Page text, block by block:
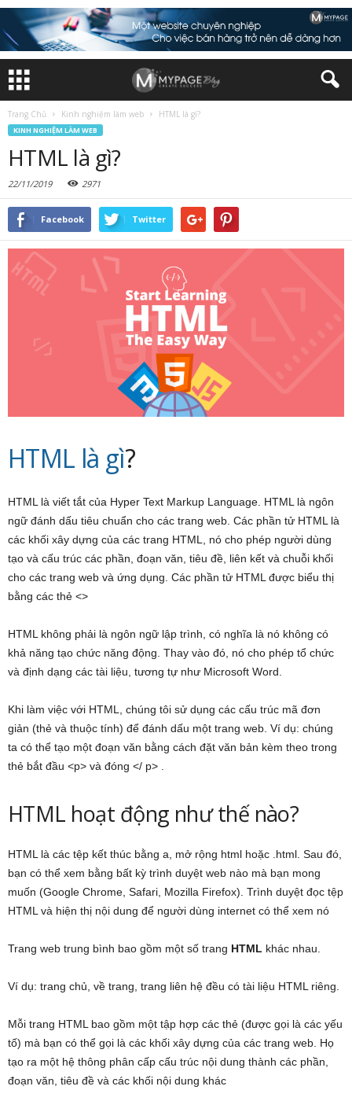
Trang Chủ Kinh nghiệm làm web HTML là gì?
KINH NGHIỆM LÀM WEB
HTML là gì?
22/11/2019 2971
Facebook Twitter
HTML là gì?
HTML là viết tắt của Hyper Text Markup Language. HTML là ngôn
ngữ đánh dấu tiêu chuẩn cho các trang web. Các phần tử HTML là
các khối xây dựng của các trang HTML, nó cho phép người dùng
tạo và cấu trúc các phần, đoạn văn, tiêu đề, liên kết và chuỗi khối
cho các trang web và ứng dụng. Các phần tử HTML được biểu thị
bằng các thẻ <>
HTML không phải là ngôn ngữ lập trình, có nghĩa là nó không có
khả năng tạo chức năng động. Thay vào đó, nó cho phép tổ chức
và định dạng các tài liệu, tương tự như Microsoft Word.
Khi làm việc với HTML, chúng tôi sử dụng các cấu trúc mã đơn
giản (thẻ và thuộc tính) để đánh dấu một trang web. Ví dụ: chúng
ta có thể tạo một đoạn văn bằng cách đặt văn bản kèm theo trong
thẻ bắt đầu <p> và đóng </ p> .
HTML hoạt động như thế nào?
HTML là các tệp kết thúc bằng a, mở rộng html hoặc .html. Sau đó,
bạn có thể xem bằng bất kỳ trình duyệt web nào mà bạn mong
muốn (Google Chrome, Safari, Mozilla Firefox). Trình duyệt đọc tệp
HTML và hiện thị nội dung để người dùng internet có thể xem nó
Trang web trung bình bao gồm một số trang HTML khác nhau.
Ví dụ: trang chủ, về trang, trang liên hệ đều có tài liệu HTML riêng.
Mỗi trang HTML bao gồm một tập hợp các thẻ (được gọi là các yếu
tố) mà bạn có thể gọi là các khối xây dựng của các trang web. Họ
tạo ra một hệ thông phân cấp cấu trúc nội dung thành các phần,
đoạn văn, tiêu đề và các khối nội dung khác